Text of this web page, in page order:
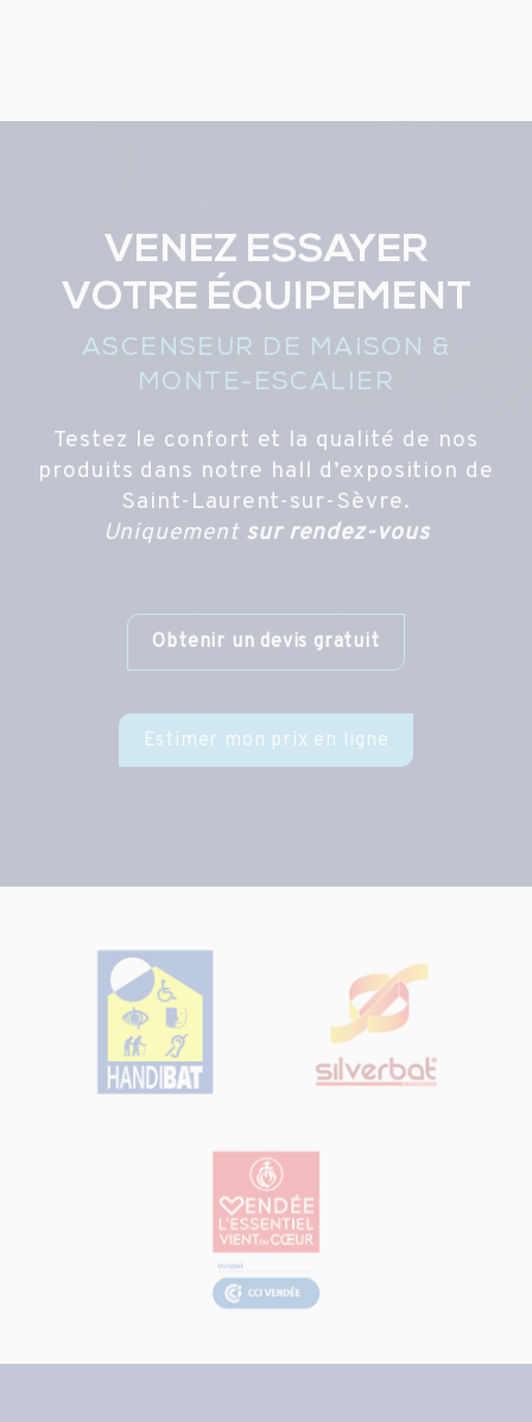
VENEZ ESSAYER
VOTRE ÉQUIPEMENT
ASCENSEUR DE MAISON &
MONTE-ESCALIER
Testez le confort et la qualité de nos
produits dans notre hall d’exposition de
Saint-Laurent-sur-Sèvre.
Uniquement sur rendez-vous
Obtenir un devis gratuit
Estimer mon prix en ligne